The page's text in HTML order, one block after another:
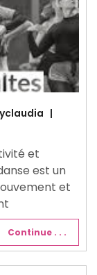
|
et
est un
et
Continue . . .